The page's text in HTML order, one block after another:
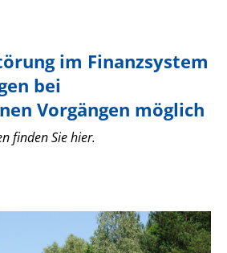
im Finanzsystem
bei
Vorgängen möglich
finden Sie hier.